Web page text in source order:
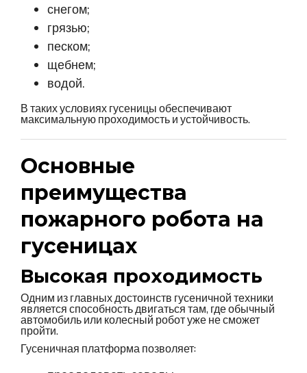
снегом;
грязью;
песком;
щебнем;
водой.
В таких условиях гусеницы обеспечивают
максимальную проходимость и устойчивость.
Основные
преимущества
пожарного робота на
гусеницах
Высокая проходимость
Одним из главных достоинств гусеничной техники
является способность двигаться там, где обычный
автомобиль или колесный робот уже не сможет
пройти.
Гусеничная платформа позволяет: